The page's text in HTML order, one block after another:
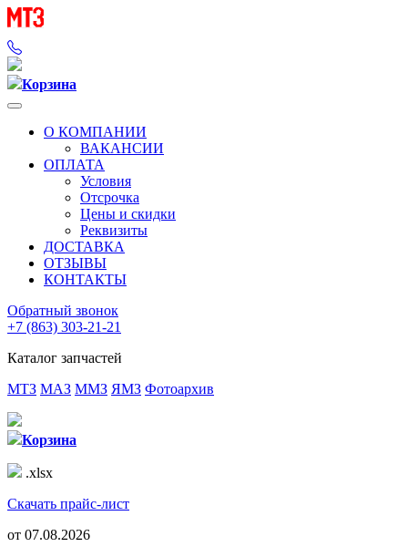
Корзина
О КОМПАНИИ
ВАКАНСИИ
ОПЛАТА
Условия
Отсрочка
Цены и скидки
Реквизиты
ДОСТАВКА
ОТЗЫВЫ
КОНТАКТЫ
Обратный звонок
+7 (863) 303-21-21
Каталог запчастей
МТЗ МАЗ ММЗ ЯМЗ Фотоархив
Корзина
.xlsx
Скачать прайс-лист
от 07.08.2026